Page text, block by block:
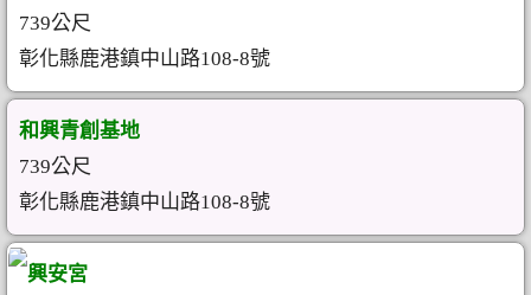
739公尺
彰化縣鹿港鎮中山路108-8號
和興青創基地
739公尺
彰化縣鹿港鎮中山路108-8號
興安宮